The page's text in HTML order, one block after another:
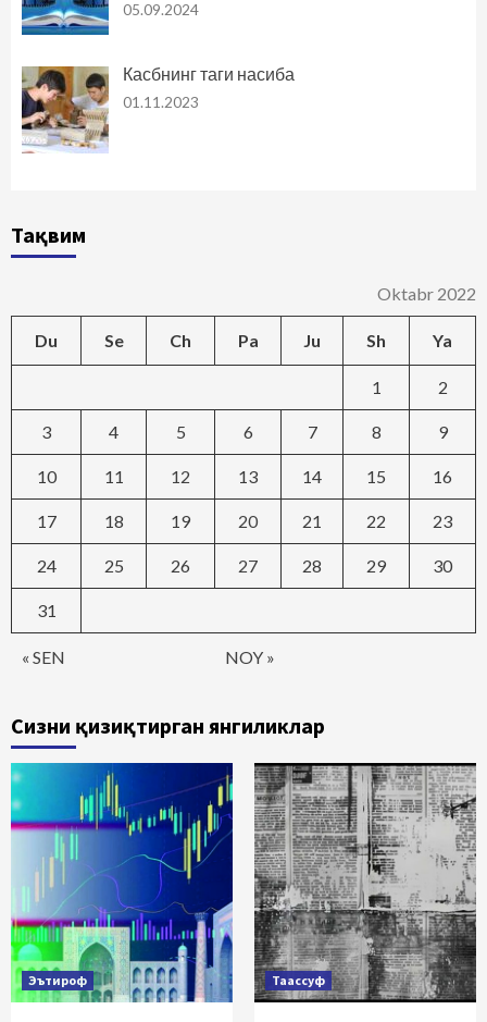
05.09.2024
Касбнинг таги насиба
01.11.2023
Тақвим
Oktabr 2022
Du Se Ch Pa Ju Sh Ya
« SEN NOY »
1 2
3 4 5 6 7 8 9
10 11 12 13 14 15 16
17 18 19 20 21 22 23
24 25 26 27 28 29 30
31
Сизни қизиқтирган янгиликлар
Эътироф Таассуф